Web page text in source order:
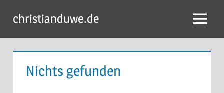
Inhalt
springen
christianduwe.de Menü
Nichts gefunden